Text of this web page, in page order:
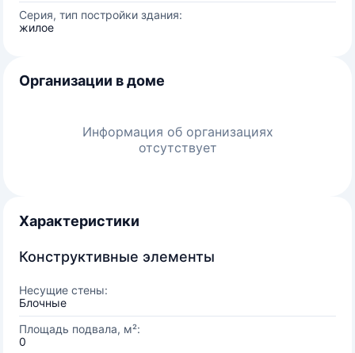
Серия, тип постройки здания:
жилое
Организации в доме
Информация об организациях
отсутствует
Характеристики
Конструктивные элементы
Несущие стены:
Блочные
Площадь подвала, м²:
0